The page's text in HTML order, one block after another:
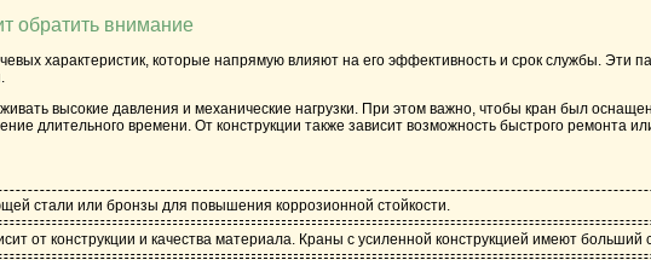
обратить внимание
характеристик, которые напрямую влияют на его эффективность и срок службы. Эти
высокие давления и механические нагрузки. При этом важно, чтобы кран был
длительного времени. От конструкции также зависит возможность быстрого ремонта
стали или бронзы для повышения коррозионной стойкости.
от конструкции и качества материала. Краны с усиленной конструкцией имеют больший